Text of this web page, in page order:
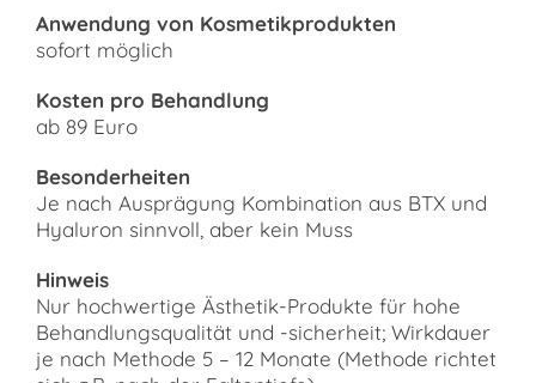
Anwendung von Kosmetikprodukten
sofort möglich
Kosten pro Behandlung
ab 89 Euro
Besonderheiten
Je nach Ausprägung Kombination aus BTX und
Hyaluron sinnvoll, aber kein Muss
Hinweis
Nur hochwertige Ästhetik-Produkte für hohe
Behandlungsqualität und -sicherheit; Wirkdauer
je nach Methode 5 – 12 Monate (Methode richtet